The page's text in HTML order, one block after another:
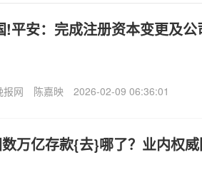
!平安：完成注册资本变更及
报网 陈嘉映 2026-02-09 06:36:01
万亿存款{去}哪了？业内权